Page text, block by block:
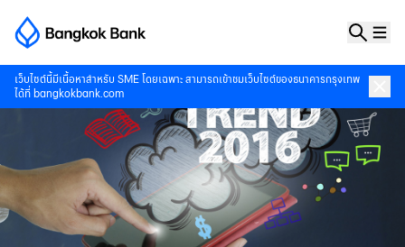
เว็บไซต์นี้มีเนื้อหาสำหรับ SME โดยเฉพาะ สามารถเข้าชมเว็บไซต์ของธนาคารกรุงเทพ
ได้ที่ bangkokbank.com